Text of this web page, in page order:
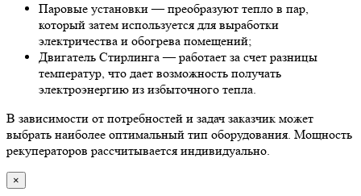
Паровые установки — преобразуют тепло в пар,
который затем используется для выработки
электричества и обогрева помещений;
Двигатель Стирлинга — работает за счет разницы
температур, что дает возможность получать
электроэнергию из избыточного тепла.
В зависимости от потребностей и задач заказчик может
выбрать наиболее оптимальный тип оборудования. Мощность
рекуператоров рассчитывается индивидуально.
×